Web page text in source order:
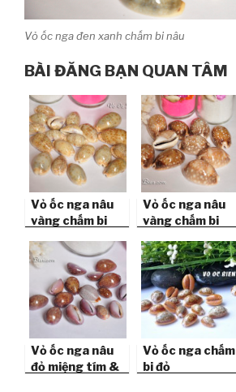
Vỏ ốc nga đen xanh chấm bi nâu
BÀI ĐĂNG BẠN QUAN TÂM
Vỏ ốc nga nâu
vàng chấm bi
Vỏ ốc nga nâu
vàng chấm bi
Vỏ ốc nga nâu
đỏ miệng tím &
Vỏ ốc nga chấm
bi đỏ